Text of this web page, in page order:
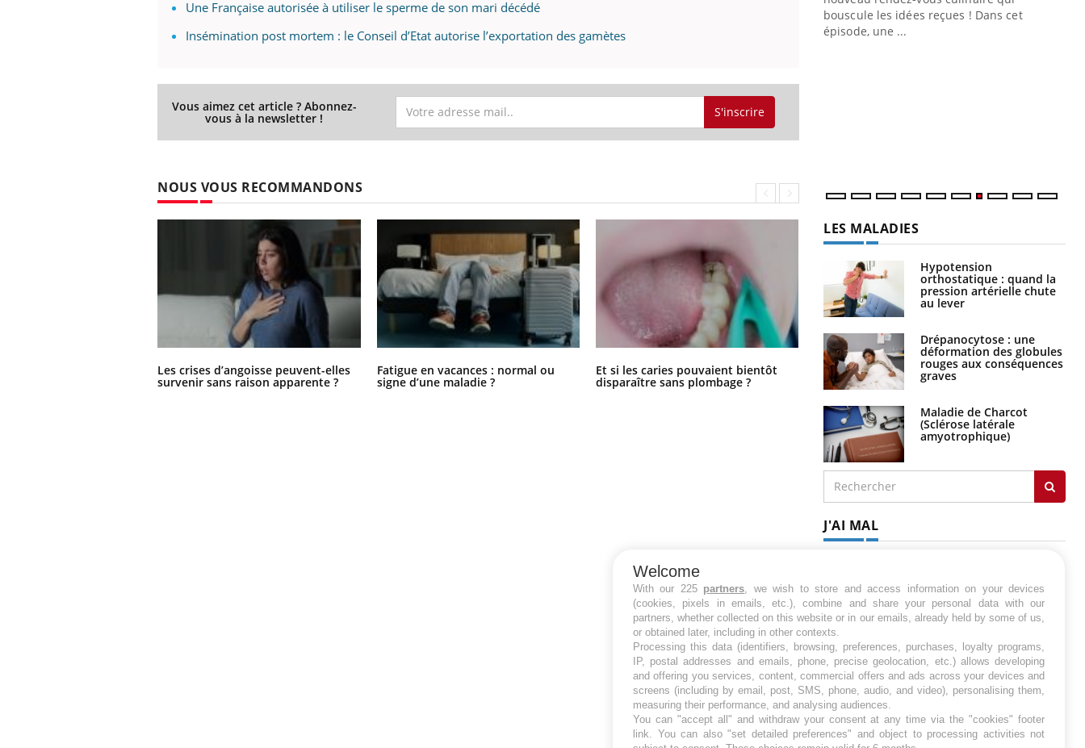
Une Française autorisée à utiliser le sperme de son mari décédé
Insémination post mortem : le Conseil d’Etat autorise l’exportation des gamètes
Vous aimez cet article ? Abonnez-
vous à la newsletter ! S'inscrire
NOUS VOUS RECOMMANDONS
Les crises d’angoisse peuvent-elles
survenir sans raison apparente ?
Fatigue en vacances : normal ou
signe d’une maladie ?
Et si les caries pouvaient bientôt
disparaître sans plombage ?
Éclipse solaire du 12 août : “Des
verres adaptés, c'est indispensable
pour la santé des yeux”
rythme de vie ! Vacances, plage, piscine,
soleil, activités en plein air… Nos mains
diabète, c'est une période de questions, de
défis, mais ...
mutualiste innove en matière de bilan de
santé : l'utilisation d'un « jumeau
bouscule les idées reçues ! Dans cet
épisode, une ...
LES MALADIES
Hypotension
orthostatique : quand la
pression artérielle chute
au lever
Drépanocytose : une
déformation des globules
rouges aux conséquences
graves
Maladie de Charcot
(Sclérose latérale
amyotrophique)
J'AI MAL
Welcome
With our 225 partners, we wish to store and access information on your devices
(cookies, pixels in emails, etc.), combine and share your personal data with our
partners, whether collected on this website or in our emails, already held by some of us,
or obtained later, including in other contexts.
Processing this data (identifiers, browsing, preferences, purchases, loyalty programs,
IP, postal addresses and emails, phone, precise geolocation, etc.) allows developing
and offering you services, content, commercial offers and ads across your devices and
screens (including by email, post, SMS, phone, audio, and video), personalising them,
measuring their performance, and analysing audiences.
You can "accept all" and withdraw your consent at any time via the "cookies" footer
link. You can also "set detailed preferences" and object to processing activities not